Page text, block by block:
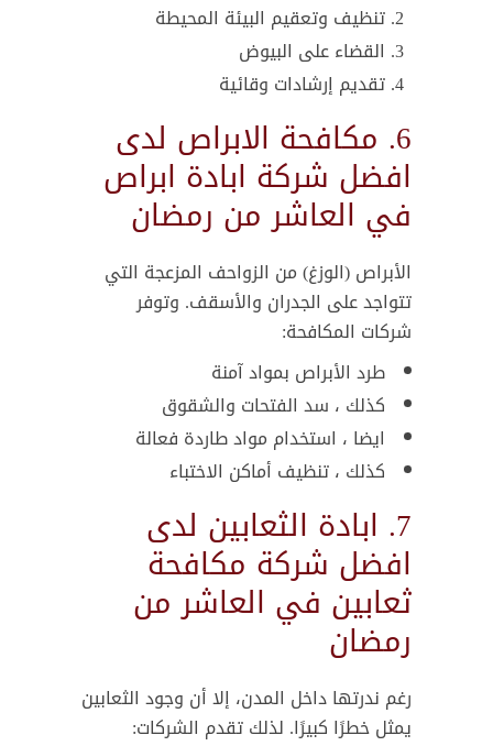
تنظيف وتعقيم البيئة المحيطة
القضاء على البيوض
تقديم إرشادات وقائية
6. مكافحة الابراص لدى
افضل شركة ابادة ابراص
في العاشر من رمضان
الأبراص (الوزغ) من الزواحف المزعجة التي
تتواجد على الجدران والأسقف. وتوفر
شركات المكافحة:
طرد الأبراص بمواد آمنة
كذلك ، سد الفتحات والشقوق
ايضا ، استخدام مواد طاردة فعالة
كذلك ، تنظيف أماكن الاختباء
7. ابادة الثعابين لدى
افضل شركة مكافحة
ثعابين في العاشر من
رمضان
رغم ندرتها داخل المدن، إلا أن وجود الثعابين
يمثل خطرًا كبيرًا. لذلك تقدم الشركات: